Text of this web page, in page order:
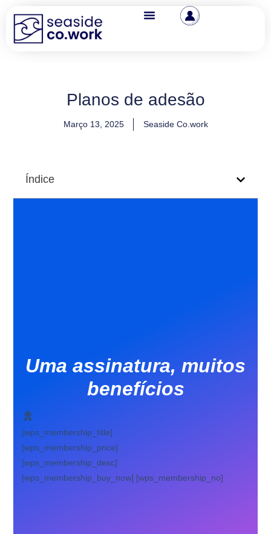
Planos de adesão
Março 13, 2025 Seaside Co.work
Índice
Uma assinatura, muitos
benefícios
[wps_membership_title]
[wps_membership_price]
[wps_membership_desc]
[wps_membership_buy_now] [wps_membership_no]